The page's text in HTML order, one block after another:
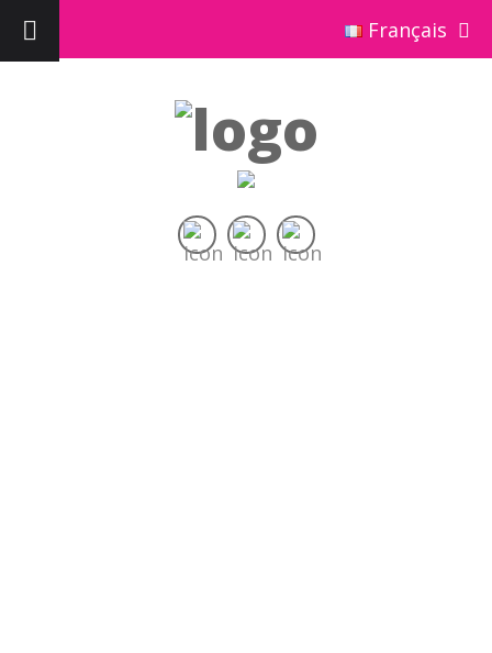
Français